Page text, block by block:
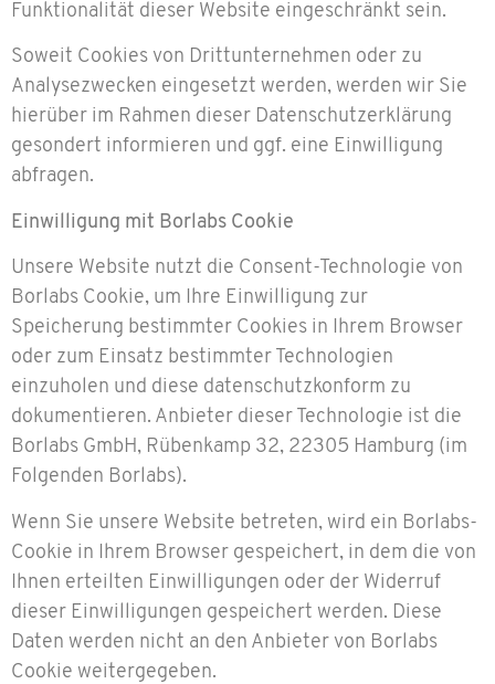
Funktionalität dieser Website eingeschränkt sein.
Soweit Cookies von Drittunternehmen oder zu
Analysezwecken eingesetzt werden, werden wir Sie
hierüber im Rahmen dieser Datenschutzerklärung
gesondert informieren und ggf. eine Einwilligung
abfragen.
Einwilligung mit Borlabs Cookie
Unsere Website nutzt die Consent-Technologie von
Borlabs Cookie, um Ihre Einwilligung zur
Speicherung bestimmter Cookies in Ihrem Browser
oder zum Einsatz bestimmter Technologien
einzuholen und diese datenschutzkonform zu
dokumentieren. Anbieter dieser Technologie ist die
Borlabs GmbH, Rübenkamp 32, 22305 Hamburg (im
Folgenden Borlabs).
Wenn Sie unsere Website betreten, wird ein Borlabs-
Cookie in Ihrem Browser gespeichert, in dem die von
Ihnen erteilten Einwilligungen oder der Widerruf
dieser Einwilligungen gespeichert werden. Diese
Daten werden nicht an den Anbieter von Borlabs
Cookie weitergegeben.